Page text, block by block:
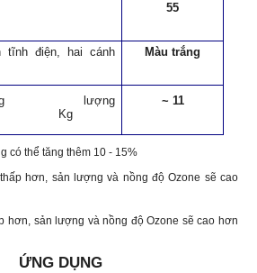
55
tĩnh điện, hai cánh
Màu trắng
lượng
Kg
~ 11
có thể tăng thêm 10 - 15%
hơn, sản lượng và nồng độ Ozone sẽ cao
hơn, sản lượng và nồng độ Ozone sẽ cao hơn
ỨNG DỤNG